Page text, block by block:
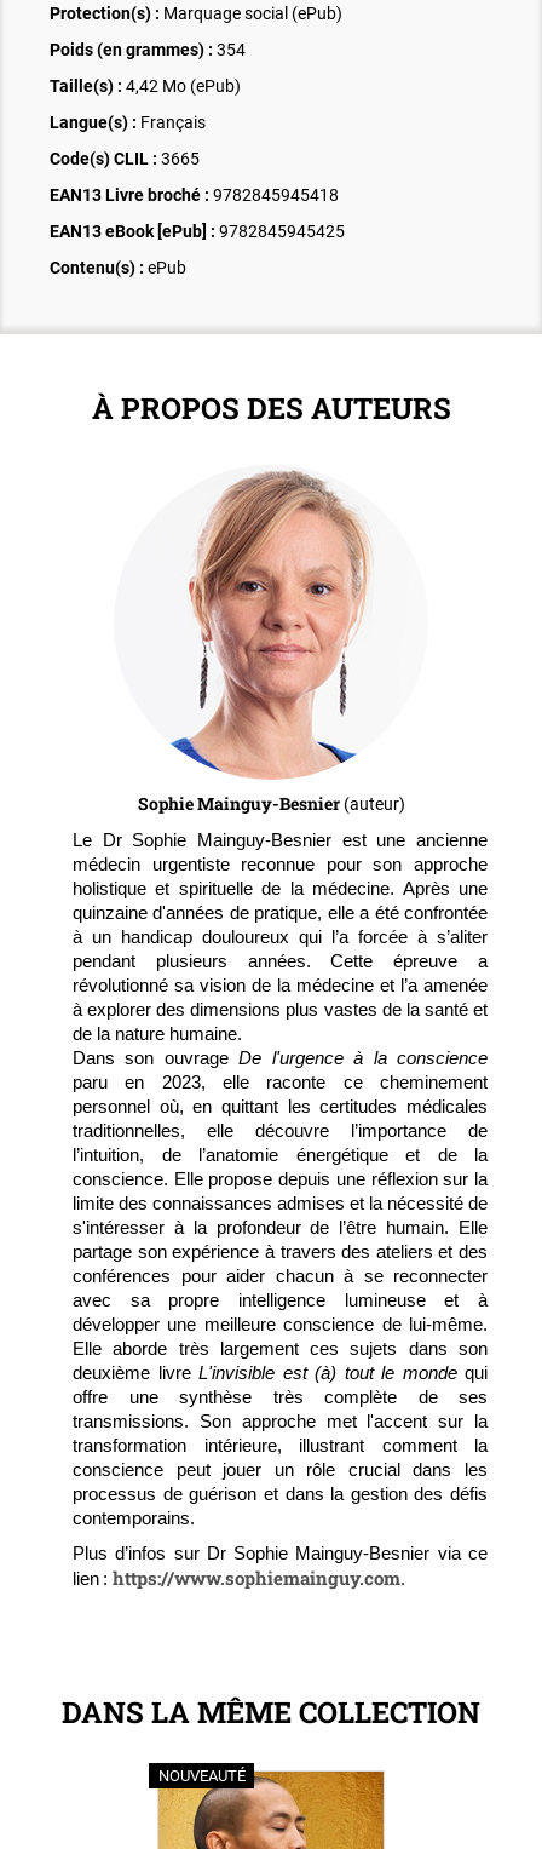
Protection(s) : Marquage social (ePub)
Poids (en grammes) : 354
Taille(s) : 4,42 Mo (ePub)
Langue(s) : Français
Code(s) CLIL : 3665
EAN13 Livre broché : 9782845945418
EAN13 eBook [ePub] : 9782845945425
Contenu(s) : ePub
À PROPOS DES AUTEURS
Sophie Mainguy-Besnier(auteur)
Le Dr Sophie Mainguy-Besnier est une ancienne
médecin urgentiste reconnue pour son approche
holistique et spirituelle de la médecine. Après une
quinzaine d'années de pratique, elle a été confrontée
à un handicap douloureux qui l’a forcée à s’aliter
pendant plusieurs années. Cette épreuve a
révolutionné sa vision de la médecine et l’a amenée
à explorer des dimensions plus vastes de la santé et
de la nature humaine.
Dans son ouvrageDe l'urgence à la conscience
paru en 2023, elle raconte ce cheminement
personnel où, en quittant les certitudes médicales
traditionnelles, elle découvre l’importance de
l’intuition, de l’anatomie énergétique et de la
conscience. Elle propose depuis une réflexion sur la
limite des connaissances admises et la nécessité de
s'intéresser à la profondeur de l’être humain. Elle
partage son expérience à travers des ateliers et des
conférences pour aider chacun à se reconnecter
avec sa propre intelligence lumineuse et à
développer une meilleure conscience de lui-même.
Elle aborde très largement ces sujets dans son
deuxième livre L'invisible est (à) tout le mondequi
offre une synthèse très complète de ses
transmissions. Son approche met l'accent sur la
transformation intérieure, illustrant comment la
conscience peut jouer un rôle crucial dans les
processus de guérison et dans la gestion des défis
contemporains.
Plus d’infos sur Dr Sophie Mainguy-Besnier via ce
lien : https://www.sophiemainguy.com.
DANS LA MÊME COLLECTION
NOUVEAUTÉ